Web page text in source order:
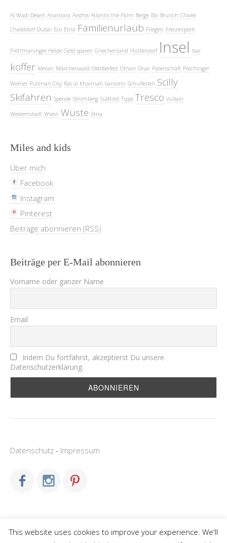
Al Wadi Desert Anantara Andros Atlantis the Palm Berge Bio Brunch Chalet
Chaletdorf Dubai Eco Etna Familienurlaub Fliegen Freizeitpark
Fröttmaninger Heide Geld sparen Griechenland Hüttendorf Insel Isar
koffer Meran Märchenwald Oktoberfest Oman Onar Patenschaft Poschinger
Weiher Pullman City Ras al Khaimah Santorin Schulferien Scilly
Skifahren Spende Stromberg Südtirol Tipps Tresco Vulkan
Westernstadt Wiesn Wüste Ätna
Miles and kids
Über mich
Facebook
Instagram
Pinterest
Beiträge abonnieren (RSS)
Beiträge per E-Mail abonnieren
Vorname oder ganzer Name
Email
Indem Du fortfährst, akzeptierst Du unsere
Datenschutzerklärung.
Datenschutz - Impressum
This website uses cookies to improve your experience. We'll